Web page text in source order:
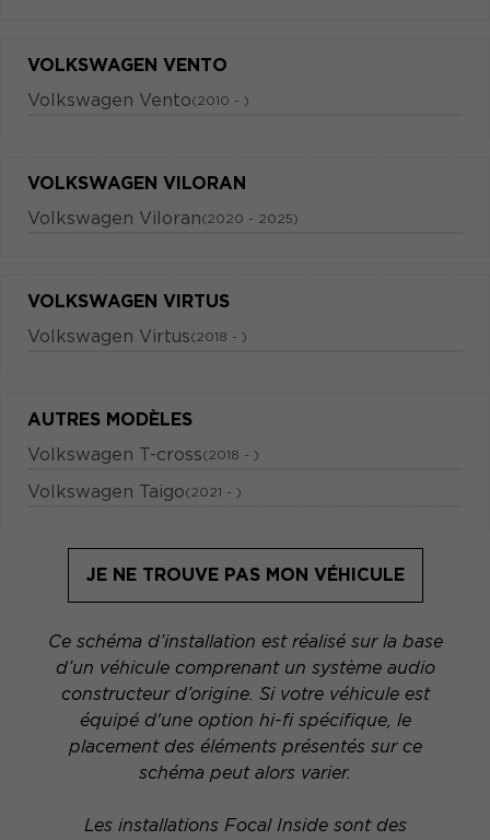
VOLKSWAGEN VENTO
Volkswagen Vento(2010 - )
VOLKSWAGEN VILORAN
Volkswagen Viloran(2020 - 2025)
VOLKSWAGEN VIRTUS
Volkswagen Virtus(2018 - )
AUTRES MODÈLES
Volkswagen T-cross(2018 - )
Volkswagen Taigo(2021 - )
JE NE TROUVE PAS MON VÉHICULE
Ce schéma d’installation est réalisé sur la base
d’un véhicule comprenant un système audio
constructeur d’origine. Si votre véhicule est
équipé d'une option hi-fi spécifique, le
placement des éléments présentés sur ce
schéma peut alors varier.
Les installations Focal Inside sont des